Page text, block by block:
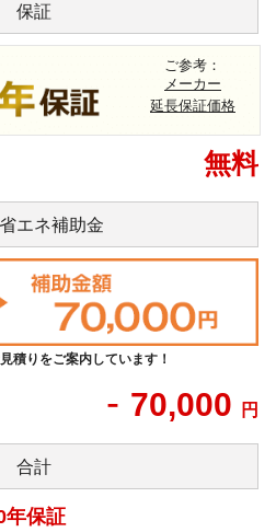
保証
ご参考：
メーカー
延長保証価格
無料
エネ補助金
積りをご案内しています！
- 70,000 円
合計
年保証